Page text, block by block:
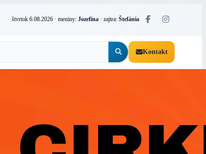
štvrtok 6.08.2026 · meniny: Jozefína · zajtra: Štefánia
Kontakt